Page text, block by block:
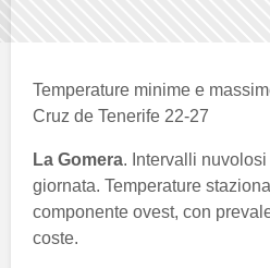
Temperature minime e
Cruz de Tenerife 22-27
La Gomera. Intervalli
giornata. Temperature
componente ovest, con
coste.